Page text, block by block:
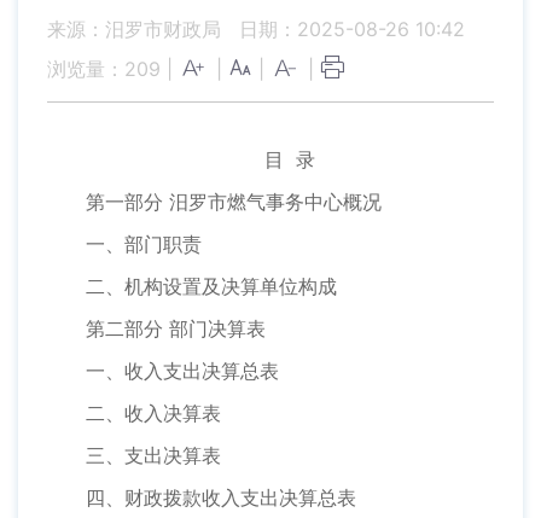
来源：汨罗市财政局
日期：2025-08-26 10:42
浏览量： 209
目 录
第一部分 汨罗市燃气事务中心概况
一、部门职责
二、机构设置及决算单位构成
第二部分 部门决算表
一、收入支出决算总表
二、收入决算表
三、支出决算表
四、财政拨款收入支出决算总表